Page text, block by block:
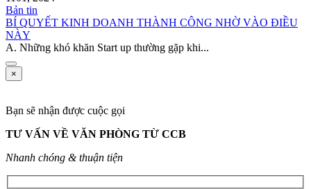
Bản tin
BÍ QUYẾT KINH DOANH THÀNH CÔNG NHỜ VÀO ĐIỀU
NÀY
A. Những khó khăn Start up thường gặp khi...
×
Bạn sẽ nhận được cuộc gọi
TƯ VẤN VỀ VĂN PHÒNG TỪ CCB
Nhanh chóng & thuận tiện